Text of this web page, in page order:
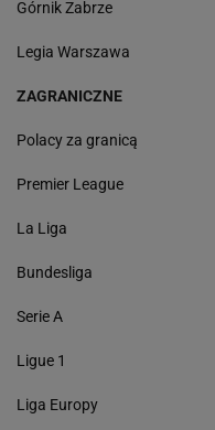
Górnik Zabrze
Legia Warszawa
ZAGRANICZNE
Polacy za granicą
Premier League
La Liga
Bundesliga
Serie A
Ligue 1
Liga Europy